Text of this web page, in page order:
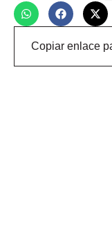
Copiar enlace